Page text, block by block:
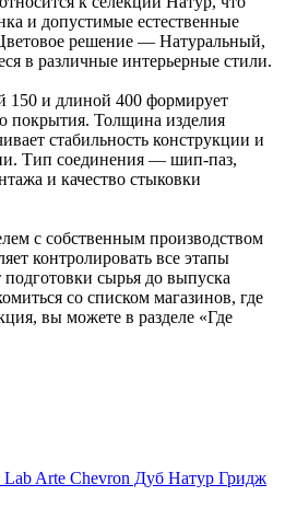
и допустимые естественные
решение — Натуральный,
в различные интерьерные стили.
и длиной 400 формирует
покрытия. Толщина изделия
стабильность конструкции и
Тип соединения — шип-паз,
и качество стыковки
с собственным производством
контролировать все этапы
сырья до выпуска
со списком магазинов, где
вы можете в разделе «Где
Lab Arte Chevron Дуб Натур Гридж